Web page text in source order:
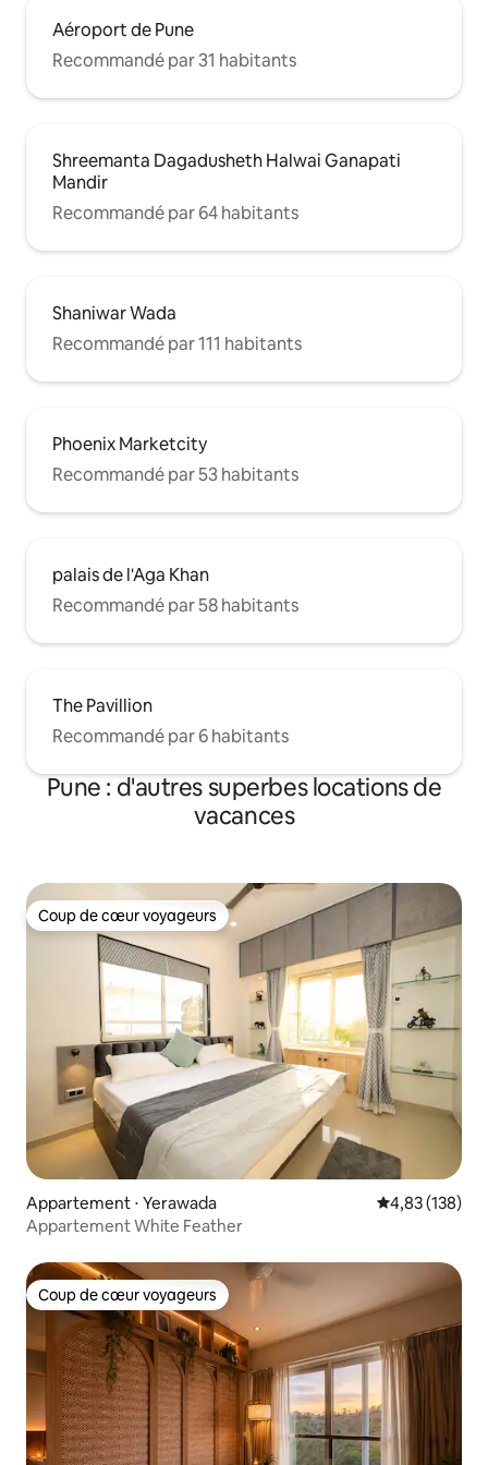
Aéroport de Pune
Recommandé par 31 habitants
Shreemanta Dagadusheth Halwai Ganapati
Mandir
Recommandé par 64 habitants
Shaniwar Wada
Recommandé par 111 habitants
Phoenix Marketcity
Recommandé par 53 habitants
palais de l'Aga Khan
Recommandé par 58 habitants
The Pavillion
Recommandé par 6 habitants
Pune : d'autres superbes locations de
vacances
Coup de cœur voyageurs
Coup de cœur voyageurs
Appartement ⋅ Yerawada Évaluation
4,83 (138)
Appartement White Feather
Coup de cœur voyageurs
Coup de cœur voyageurs